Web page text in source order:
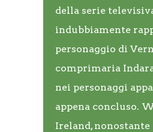
della serie
indubbiamente
personaggio di
comprimaria
nei personaggi
appena concluso.
Ireland,